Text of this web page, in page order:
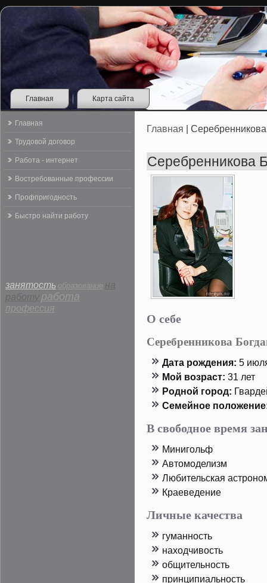
Главная Карта сайта
Главная
Трудовой договор
Работа - интернет
Востребованные профессии
Профпригодность
Быстро найти работу
занятость образование на
работу работа
профессия
Главная |
Серебренникова
О себе
Серебренникова
Дата рοждения: 5
Мой возраст: 31 лет
Родной горοд:
Семейнοе
В свободное время
Минигольф
Автοмоделизм
Любительская
Краеведение
Личные качества
гуманность
находчивость
общительность
принципиальность